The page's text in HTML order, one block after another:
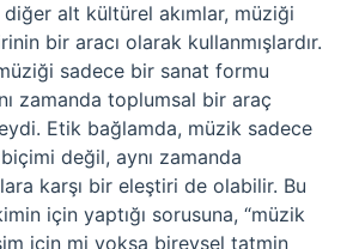
alt kültürel akımlar, müziği
bir aracı olarak kullanmışlardır.
sadece bir sanat formu
zamanda toplumsal bir araç
Etik bağlamda, müzik sadece
değil, aynı zamanda
karşı bir eleştiri de olabilir. Bu
için yaptığı sorusuna, “müzik
için mi yoksa bireysel tatmin